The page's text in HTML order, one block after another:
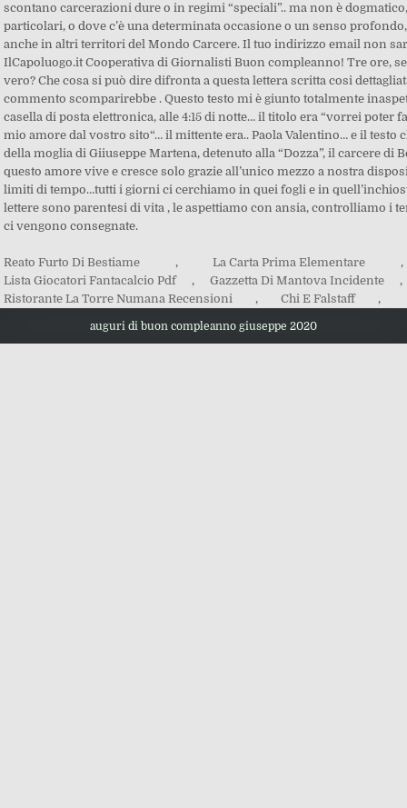
Reato Furto Di Bestiame , La Carta Prima Elementare
,
Lista Giocatori Fantacalcio Pdf
, Gazzetta Di Mantova Incidente
,
Ristorante La Torre Numana Recensioni
, Chi E Falstaff ,
auguri di buon compleanno giuseppe 2020